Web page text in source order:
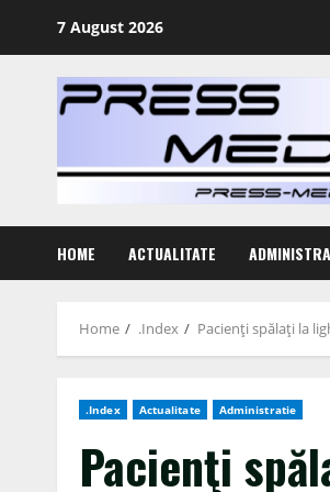
7 August 2026
HOME ACTUALITATE
Home .Index Pacienţi spălaţi la
.Index Actualitate Administratie
Pacienţi